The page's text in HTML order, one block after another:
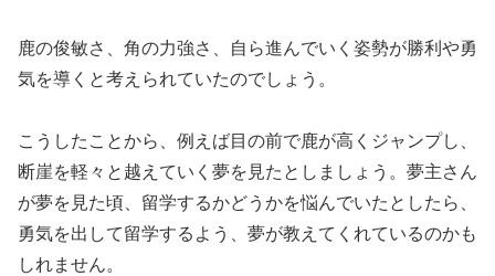
鹿の俊敏さ、角の力強さ、自ら進んでいく姿勢が勝利や勇
気を導くと考えられていたのでしょう。
こうしたことから、例えば目の前で鹿が高くジャンプし、
断崖を軽々と越えていく夢を見たとしましょう。夢主さん
が夢を見た頃、留学するかどうかを悩んでいたとしたら、
勇気を出して留学するよう、夢が教えてくれているのかも
しれません。